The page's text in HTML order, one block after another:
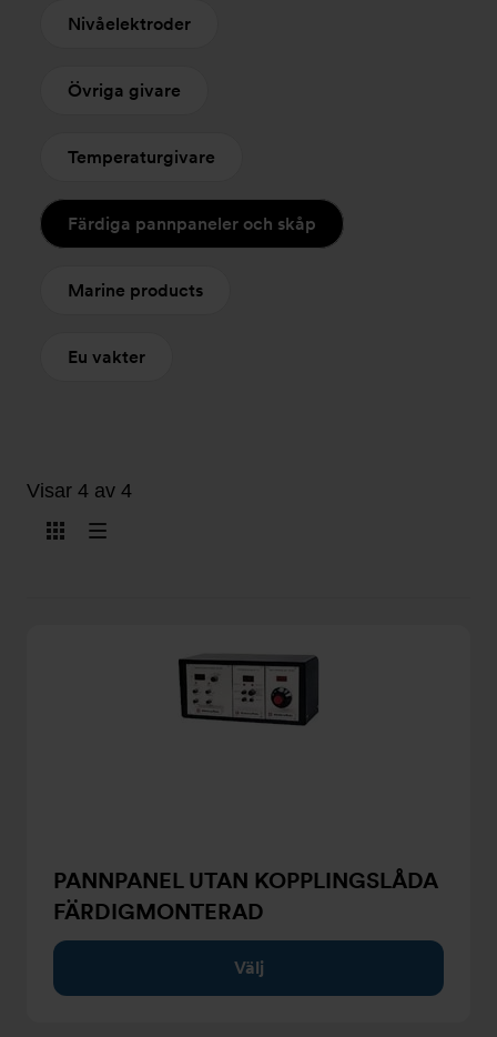
Nivåelektroder
Övriga givare
Temperaturgivare
Färdiga pannpaneler och skåp
Marine products
Eu vakter
Visar 4 av 4
Visa
Visa
PANNPANEL UTAN KOPPLINGSLÅDA
FÄRDIGMONTERAD
Välj